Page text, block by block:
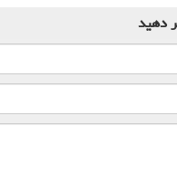
دهید